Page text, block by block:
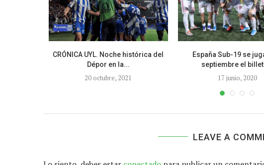
CRÓNICA UYL. Noche histórica del
Dépor en la...
20 octubre, 2021
España Sub-19 se
septiembre el
17 junio, 2020
LEAVE A